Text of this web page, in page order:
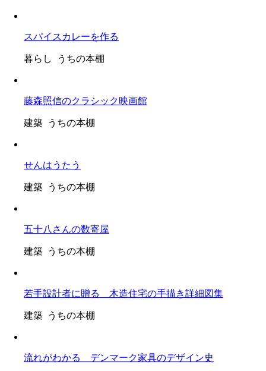
スパイスカレーを作る
暮らし うちの本棚
藤森照信のクラシック映画館
建築 うちの本棚
せんはうたう
建築 うちの本棚
五十八さんの数寄屋
建築 うちの本棚
若手設計者に贈る 木造住宅の手描き詳細図集
建築 うちの本棚
流れがわかる デンマーク家具のデザイン史